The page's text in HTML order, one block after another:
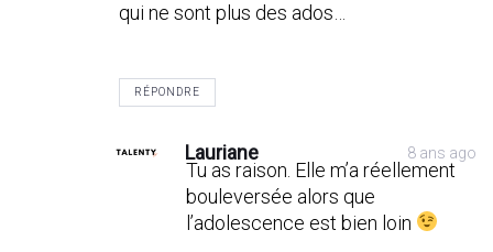
qui ne sont plus des ados…
RÉPONDRE
Lauriane 8 ans ago
Tu as raison. Elle m’a réellement
bouleversée alors que
l’adolescence est bien loin